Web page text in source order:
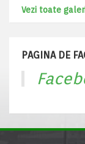
Vezi toate
PAGINA DE